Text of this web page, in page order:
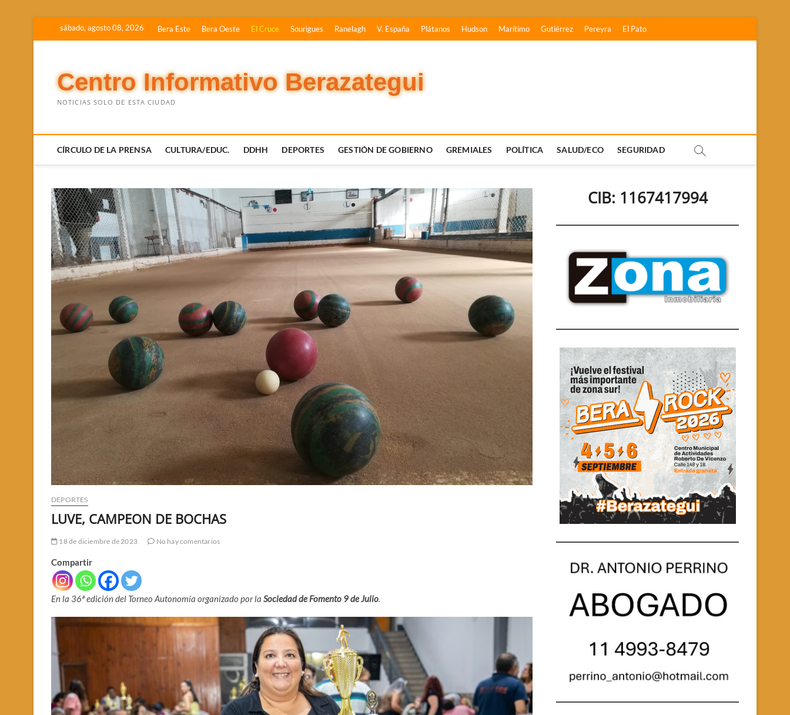
sábado, agosto 08, 2026 Bera Este Bera Oeste El Cruce Sourigues Ranelagh V. España Plátanos Hudson Marítimo Gutiérrez Pereyra El Pato
Centro Informativo Berazategui
NOTICIAS SOLO DE ESTA CIUDAD
CÍRCULO DE LA PRENSA CULTURA/EDUC. DDHH DEPORTES GESTIÓN DE GOBIERNO GREMIALES POLÍTICA SALUD/ECO SEGURIDAD
DEPORTES
LUVE, CAMPEON DE BOCHAS
18 de diciembre de 2023 No hay comentarios
Compartir
En la 36ª edición del Torneo Autonomía organizado por la Sociedad de Fomento 9 de Julio.
CIB: 1167417994